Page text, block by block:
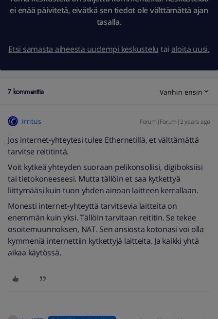
ei enää päivitetä, eivätkä sen tiedot ole välttämättä ajan
tasalla.
Etsi samasta aiheesta uudempi keskustelu tai aloita uusi.
7 kommenttia Vanhin ensin
irritus Forum|Forum|2 years ago
Jos internet-yhteytesi tulee Ethernetillä, et välttämättä
tarvitse reititintä.
Voit kytkeä yhteyden suoraan pelikonsoliisi, digiboksiisi
tai tietokoneeseesi. Mutta tällöin et saa kytkettyä
liittymääsi kuin tuon yhden ainoan laitteen kerrallaan.
Monesti internet-yhteyttä tarvitsevia laitteita on
enemmän kuin yksi. Tällöin tarvitaan reititin. Se tekee
osoitemuunnoksen, NAT. Sen ansiosta kotonasi voi olla
kymmeniä internettiin kytkettyjä laitteita. Ja kaikki yhtä
aikaa käytössä.